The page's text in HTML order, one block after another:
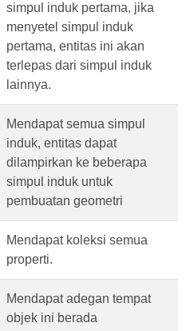
simpul induk pertama, jika
menyetel simpul induk
pertama, entitas ini akan
terlepas dari simpul induk
lainnya.
Mendapat semua simpul
induk, entitas dapat
dilampirkan ke beberapa
simpul induk untuk
pembuatan geometri
Mendapat koleksi semua
properti.
Mendapat adegan tempat
objek ini berada